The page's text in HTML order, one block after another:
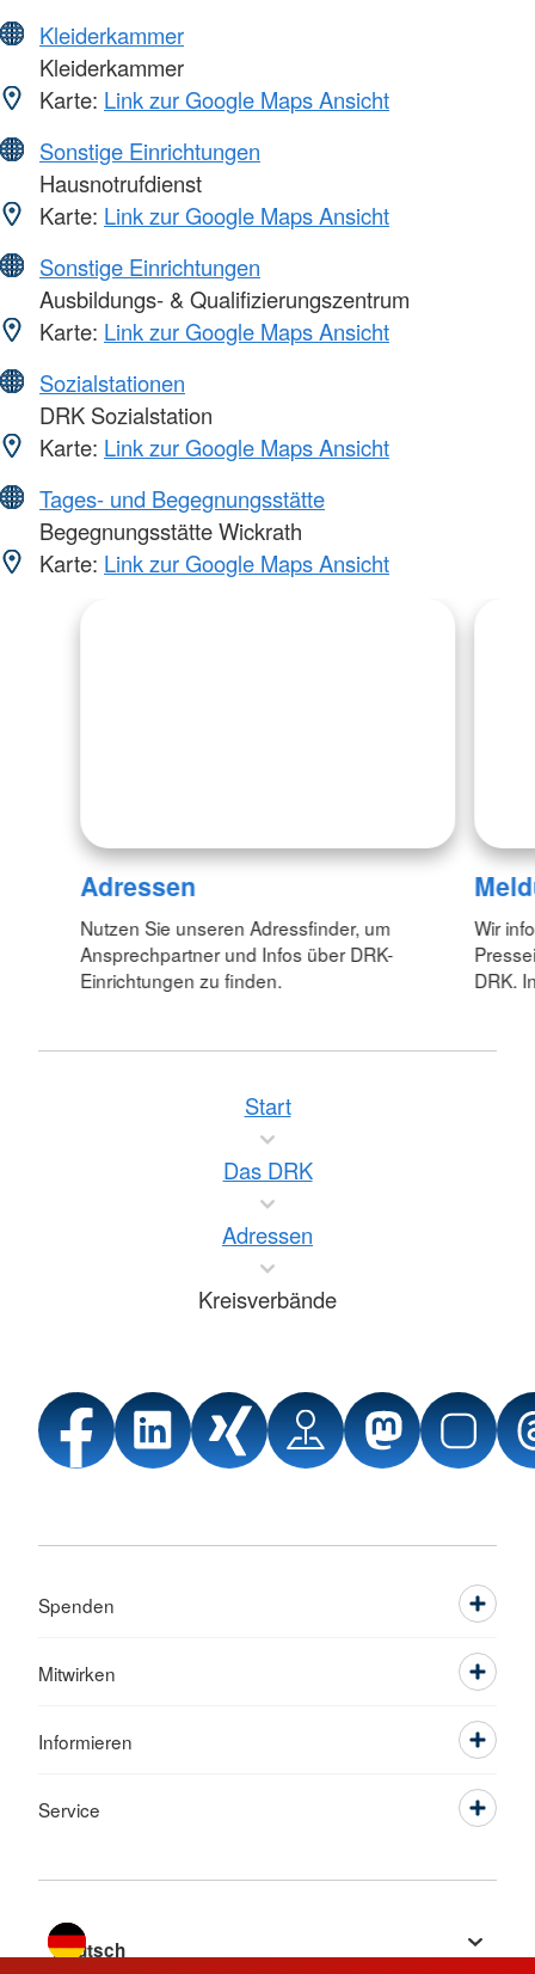
Kleiderkammer
Kleiderkammer
Karte: Link zur Google Maps Ansicht
Sonstige Einrichtungen
Hausnotrufdienst
Karte: Link zur Google Maps Ansicht
Sonstige Einrichtungen
Ausbildungs- & Qualifizierungszentrum
Karte: Link zur Google Maps Ansicht
Sozialstationen
DRK Sozialstation
Karte: Link zur Google Maps Ansicht
Tages- und Begegnungsstätte
Begegnungsstätte Wickrath
Karte: Link zur Google Maps Ansicht
Adressen
Nutzen Sie unseren Adressfinder, um
Ansprechpartner und Infos über DRK-
Einrichtungen zu finden.
Wir
DRK.
Start
Das DRK
Adressen
Kreisverbände
Spenden
Mitwirken
Informieren
Service
Sprache wechseln zu